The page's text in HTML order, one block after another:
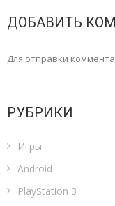
ДОБАВИТЬ
Для отправки
РУБРИКИ
Игры
Android
PlayStation 3